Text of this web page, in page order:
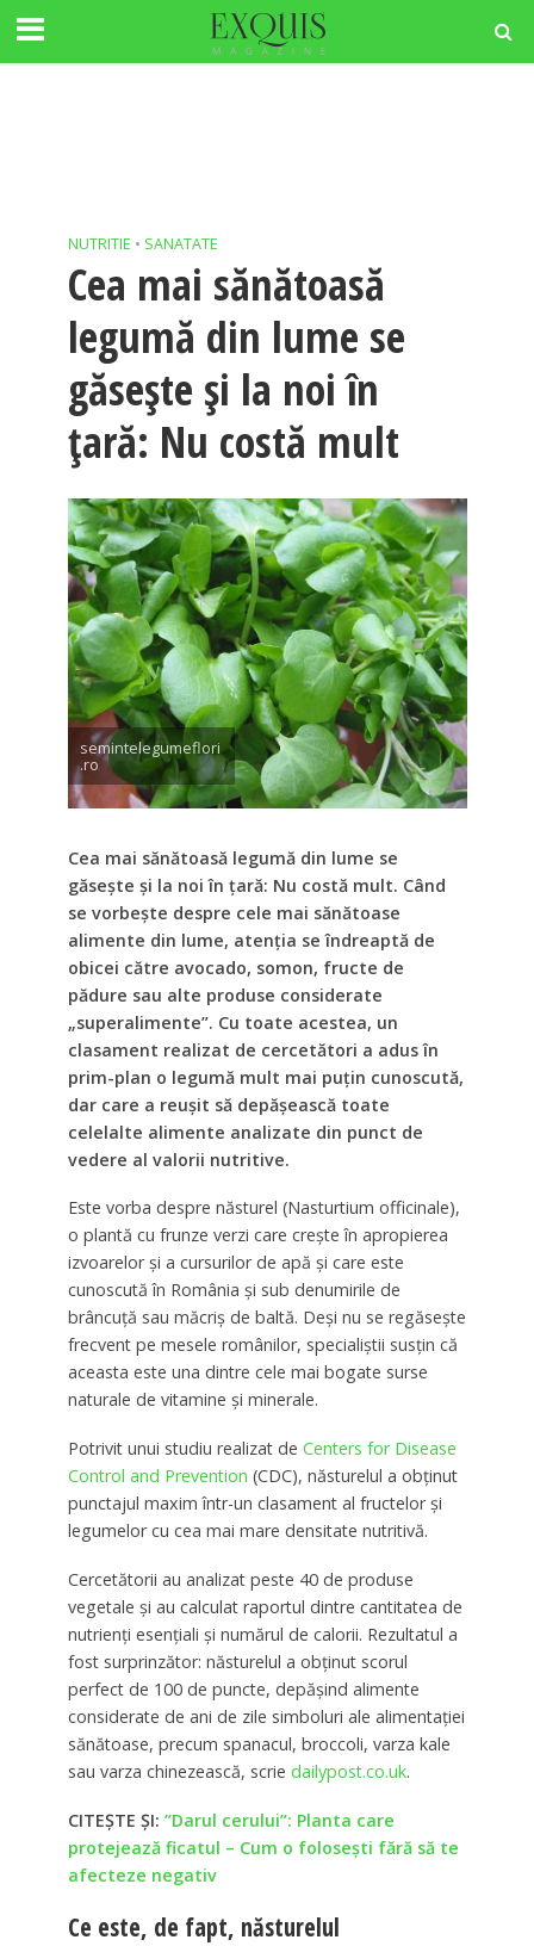
NUTRITIE • SANATATE
Cea mai sănătoasă
legumă din lume se
găsește și la noi în
țară: Nu costă mult
semintelegumeflori
.ro
Cea mai sănătoasă legumă din lume se
găsește și la noi în țară: Nu costă mult. Când
se vorbește despre cele mai sănătoase
alimente din lume, atenția se îndreaptă de
obicei către avocado, somon, fructe de
pădure sau alte produse considerate
„superalimente”. Cu toate acestea, un
clasament realizat de cercetători a adus în
prim-plan o legumă mult mai puțin cunoscută,
dar care a reușit să depășească toate
celelalte alimente analizate din punct de
vedere al valorii nutritive.
Este vorba despre năsturel (Nasturtium officinale),
o plantă cu frunze verzi care crește în apropierea
izvoarelor și a cursurilor de apă și care este
cunoscută în România și sub denumirile de
brâncuță sau măcriș de baltă. Deși nu se regăsește
frecvent pe mesele românilor, specialiștii susțin că
aceasta este una dintre cele mai bogate surse
naturale de vitamine și minerale.
Potrivit unui studiu realizat de Centers for Disease
Control and Prevention (CDC), năsturelul a obținut
punctajul maxim într-un clasament al fructelor și
legumelor cu cea mai mare densitate nutritivă.
Cercetătorii au analizat peste 40 de produse
vegetale și au calculat raportul dintre cantitatea de
nutrienți esențiali și numărul de calorii. Rezultatul a
fost surprinzător: năsturelul a obținut scorul
perfect de 100 de puncte, depășind alimente
considerate de ani de zile simboluri ale alimentației
sănătoase, precum spanacul, broccoli, varza kale
sau varza chinezească, scrie dailypost.co.uk.
CITEȘTE ȘI: ”Darul cerului”: Planta care
protejează ficatul – Cum o folosești fără să te
afecteze negativ
Ce este, de fapt, năsturelul